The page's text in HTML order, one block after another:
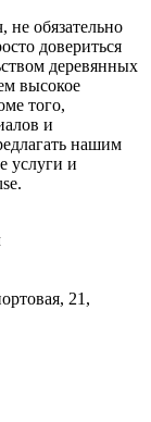
обязательно
довериться
деревянных
высокое
того,
и
нашим
услуги и
21,